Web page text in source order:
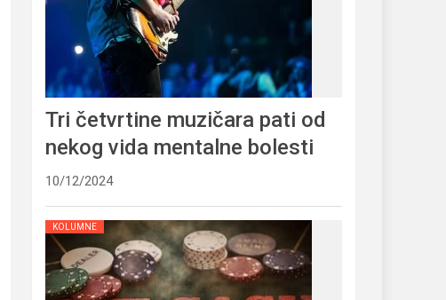
Tri četvrtine muzičara pati od
nekog vida mentalne bolesti
10/12/2024
KOLUMNE